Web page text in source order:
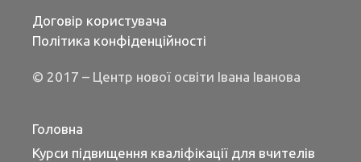
Договір користувача
Політика конфіденційності
© 2017 – Центр нової освіти Івана Іванова
Головна
Курси підвищення кваліфікації для вчителів